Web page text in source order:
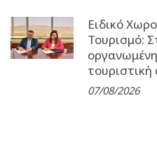
Ειδικό
Τουρισμό:
07/08/2026